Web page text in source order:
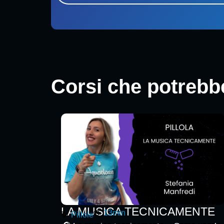
Corsi che
LA MUSICA TECNICAMENTE
Pillole 13min